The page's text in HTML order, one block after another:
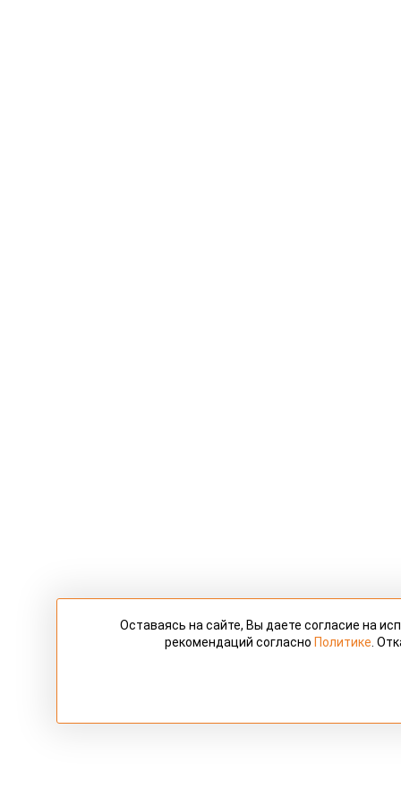
Оставаясь на сайте, Вы даете согласие на
рекомендаций согласно Политике .